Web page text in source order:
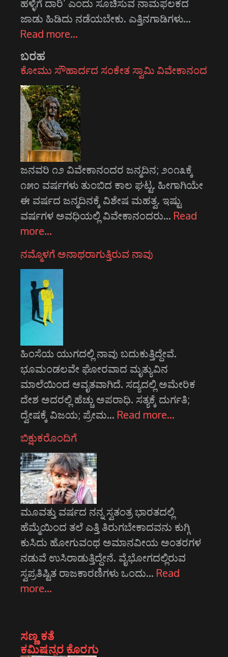
ಹಳ್ಳಿಗೆ ದಾರಿ’ ಎಂದು ಸೂಚಿಸುವ ನಾಮಫಲಕದ
ಜಾಡು ಹಿಡಿದು ನಡೆಯಬೇಕು. ಎತ್ತಿನಗಾಡಿಗಳು…
Read more…
ಬರಹ
ಕೋಮು ಸೌಹಾರ್ದದ ಸಂಕೇತ ಸ್ವಾಮಿ ವಿವೇಕಾನಂದ
ಜನವರಿ ೧೨ ವಿವೇಕಾನಂದರ ಜನ್ಮದಿನ; ೨೦೧೩ಕ್ಕೆ
೧೫೦ ವರ್ಷಗಳು ತುಂಬಿದ ಕಾಲ ಘಟ್ಟ. ಹೀಗಾಗಿಯೇ
ಈ ವರ್ಷದ ಜನ್ಮದಿನಕ್ಕೆ ವಿಶೇಷ ಮಹತ್ವ. ಇಷ್ಟು
ವರ್ಷಗಳ ಅವಧಿಯಲ್ಲಿ ವಿವೇಕಾನಂದರು… Read
more…
ನಮ್ಮೊಳಗೆ ಅನಾಥರಾಗುತ್ತಿರುವ ನಾವು
ಹಿಂಸೆಯ ಯುಗದಲ್ಲಿ ನಾವು ಬದುಕುತ್ತಿದ್ದೇವೆ.
ಭೂಮಂಡಲವೇ ಘೋರವಾದ ಮೃತ್ಯುವಿನ
ಮಾಲೆಯಿಂದ ಆವೃತವಾಗಿದೆ. ಸದ್ಯದಲ್ಲಿ ಅಮೇರಿಕ
ದೇಶ ಅದರಲ್ಲಿ ಹೆಚ್ಚು ಅಪರಾಧಿ. ಸತ್ಯಕ್ಕೆ ದುರ್ಗತಿ;
ದ್ವೇಷಕ್ಕೆ ವಿಜಯ; ಪ್ರೇಮ… Read more…
ಬಿಕ್ಷುಕರೊಂದಿಗೆ
ಮೂವತ್ತು ವರ್ಷದ ನನ್ನ ಸ್ವತಂತ್ರ ಭಾರತದಲ್ಲಿ
ಹೆಮ್ಮೆಯಿಂದ ತಲೆ ಎತ್ತಿ ತಿರುಗಬೇಕಾದವನು ಕುಗ್ಗಿ
ಕುಸಿದು ಹೋಗುವಂಥ ಅಮಾನವೀಯ ಅಂತರಗಳ
ನಡುವೆ ಉಸಿರಾಡುತ್ತಿದ್ದೇನೆ. ವೈಭೋಗದಲ್ಲಿರುವ
ಸ್ವಪ್ರತಿಷ್ಟಿತ ರಾಜಕಾರಣಿಗಳು ಒಂದು… Read
more…
ಸಣ್ಣ ಕತೆ
ಕಮಿಷನ್ನರ ಕೊರಗು